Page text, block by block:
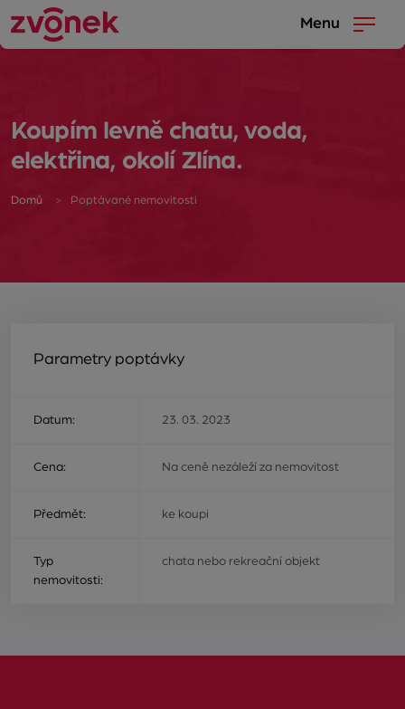
Menu
Koupím levně chatu, voda,
elektřina, okolí Zlína.
Domů Poptávané nemovitosti
Parametry poptávky
Datum: 23. 03. 2023
Cena: Na ceně nezáleží za nemovitost
Předmět: ke koupi
Typ
nemovitosti:
chata nebo rekreační objekt